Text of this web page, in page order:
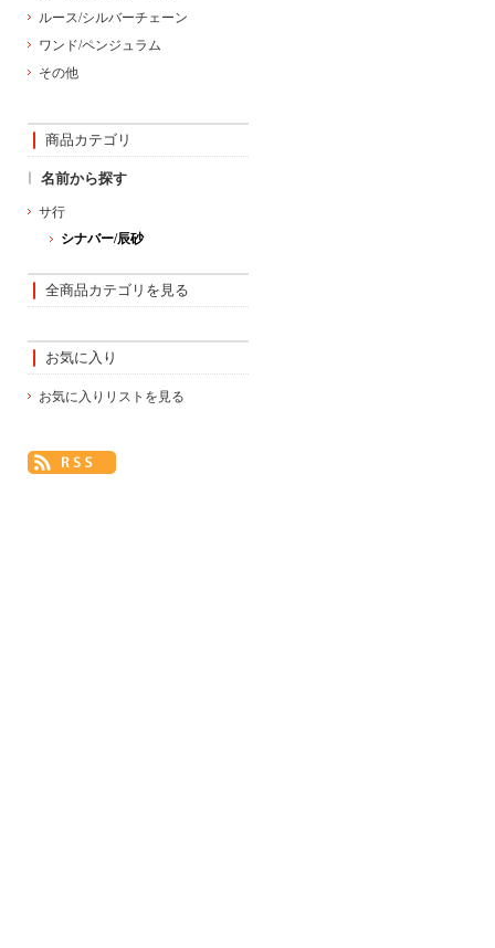
ルース/シルバーチェーン
ワンド/ペンジュラム
その他
商品カテゴリ
名前から探す
サ行
シナバー/辰砂
全商品カテゴリを見る
お気に入り
お気に入りリストを見る